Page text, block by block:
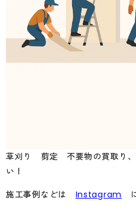
草刈り 剪定 不要物の買取り
い！
施工事例などは Instagram